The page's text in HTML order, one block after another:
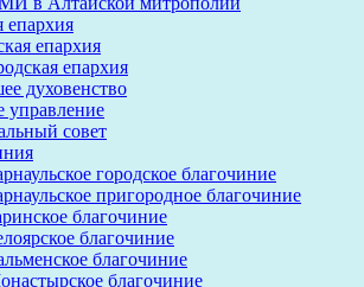
епархия
епархия
епархия
духовенство
управление
совет
городское благочиние
пригородное благочиние
благочиние
благочиние
благочиние
благочиние